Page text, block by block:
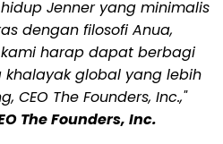
Jenner yang minimalis
dengan filosofi Anua,
kami harap dapat berbagi
global yang lebih
CEO The Founders, Inc.,"
The Founders, Inc.